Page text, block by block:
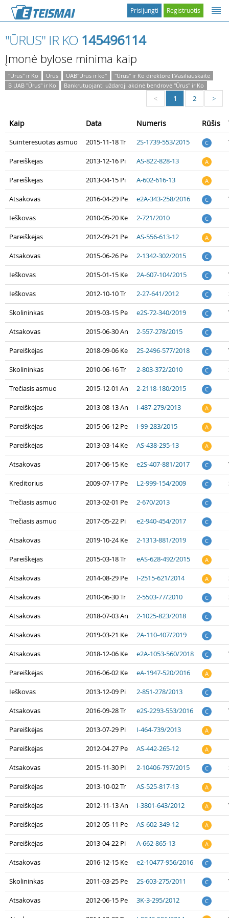
Registruotis
Prisijungti
"ŪRUS" IR KO 145496114
Įmonė bylose minima kaip
"Ūrus" ir Ko Ūrus UAB"Ūrus ir ko"
"Ūrus" ir Ko direktorė I.Vasiliauskaitė
B UAB "Ūrus" ir Ko
Bankrutuojanti uždaroji akcinė bendrovė "Ūrus" ir Ko
< 1 2 >
Kaip Data Numeris Rūšis
Suinteresuotas asmuo 2015-11-18 Tr 2S-1739-553/2015 C
Pareiškėjas 2013-12-16 Pi AS-822-828-13 A
Pareiškėjas 2013-04-15 Pi A-602-616-13 A
Atsakovas 2016-04-29 Pe e2A-343-258/2016 C
Ieškovas 2010-05-20 Ke 2-721/2010 C
Pareiškėjas 2012-09-21 Pe AS-556-613-12 A
Atsakovas 2015-06-26 Pe 2-1342-302/2015 C
Ieškovas 2015-01-15 Ke 2A-607-104/2015 C
Ieškovas 2012-10-10 Tr 2-27-641/2012 C
Skolininkas 2019-03-15 Pe e2S-72-340/2019 C
Atsakovas 2015-06-30 An 2-557-278/2015 C
Pareiškėjas 2018-09-06 Ke 2S-2496-577/2018 C
Skolininkas 2010-06-16 Tr 2-803-372/2010 C
Trečiasis asmuo 2015-12-01 An 2-2118-180/2015 C
Pareiškėjas 2013-08-13 An I-487-279/2013 A
Pareiškėjas 2015-06-12 Pe I-99-283/2015 A
Pareiškėjas 2013-03-14 Ke AS-438-295-13 A
Atsakovas 2017-06-15 Ke e2S-407-881/2017 C
Kreditorius 2009-07-17 Pe L2-999-154/2009 C
Trečiasis asmuo 2013-02-01 Pe 2-670/2013 C
Trečiasis asmuo 2017-05-22 Pi e2-940-454/2017 C
Atsakovas 2019-10-24 Ke 2-1313-881/2019 C
Pareiškėjas 2015-03-18 Tr eAS-628-492/2015 A
Atsakovas 2014-08-29 Pe I-2515-621/2014 A
Atsakovas 2010-06-30 Tr 2-5503-77/2010 C
Atsakovas 2018-07-03 An 2-1025-823/2018 C
Atsakovas 2019-03-21 Ke 2A-110-407/2019 C
Atsakovas 2018-12-06 Ke e2A-1053-560/2018 C
Pareiškėjas 2016-06-02 Ke eA-1947-520/2016 A
Ieškovas 2013-12-09 Pi 2-851-278/2013 C
Atsakovas 2016-09-28 Tr e2S-2293-553/2016 C
Pareiškėjas 2013-07-29 Pi I-464-739/2013 A
Pareiškėjas 2012-04-27 Pe AS-442-265-12 A
Atsakovas 2015-11-30 Pi 2-10406-797/2015 C
Pareiškėjas 2013-10-02 Tr AS-525-817-13 A
Pareiškėjas 2012-11-13 An I-3801-643/2012 A
Pareiškėjas 2012-05-11 Pe AS-602-349-12 A
Pareiškėjas 2013-04-22 Pi A-662-865-13 A
Atsakovas 2016-12-15 Ke e2-10477-956/2016 C
Skolininkas 2011-03-25 Pe 2S-603-275/2011 C
Atsakovas 2012-06-15 Pe 3K-3-295/2012 C